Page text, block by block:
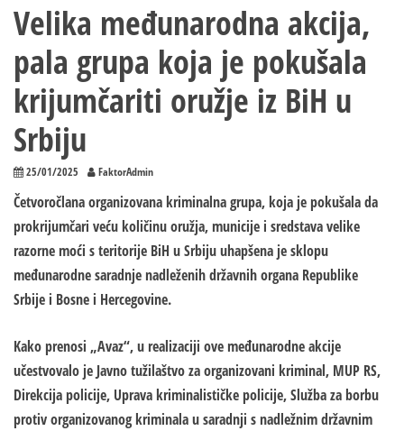
Velika međunarodna akcija,
pala grupa koja je pokušala
krijumčariti oružje iz BiH u
Srbiju
25/01/2025 FaktorAdmin
Četvoročlana organizovana kriminalna grupa, koja je pokušala da
prokrijumčari veću količinu oružja, municije i sredstava velike
razorne moći s teritorije BiH u Srbiju uhapšena je sklopu
međunarodne saradnje nadleženih državnih organa Republike
Srbije i Bosne i Hercegovine.
Kako prenosi „Avaz“, u realizaciji ove međunarodne akcije
učestvovalo je Javno tužilaštvo za organizovani kriminal, MUP RS,
Direkcija policije, Uprava kriminalističke policije, Služba za borbu
protiv organizovanog kriminala u saradnji s nadležnim državnim